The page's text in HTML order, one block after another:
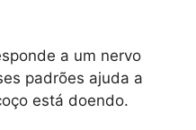
a um nervo
padrões ajuda a
está doendo.